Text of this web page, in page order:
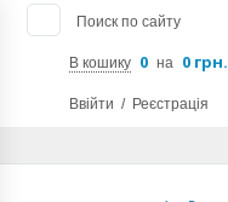
Поиск по сайту
В кошику 0 на 0 грн.
Ввійти / Реєстрація